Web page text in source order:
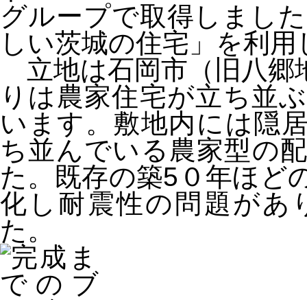
グループで取得しまし
しい茨城の住宅」を利
立地は石岡市（旧八郷
りは農家住宅が立ち並
います。敷地内には隠
ち並んでいる農家型の
た。既存の築5０年ほど
化し耐震性の問題があ
た。